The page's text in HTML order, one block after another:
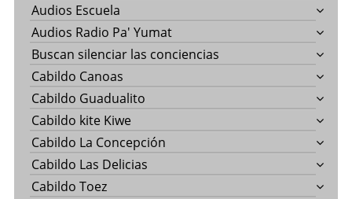
Audios Escuela
Audios Radio Pa' Yumat
Buscan silenciar las conciencias
Cabildo Canoas
Cabildo Guadualito
Cabildo kite Kiwe
Cabildo La Concepción
Cabildo Las Delicias
Cabildo Toez